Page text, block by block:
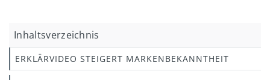
Inhaltsverzeichnis
ERKLÄRVIDEO STEIGERT MARKENBEKANNTHEIT